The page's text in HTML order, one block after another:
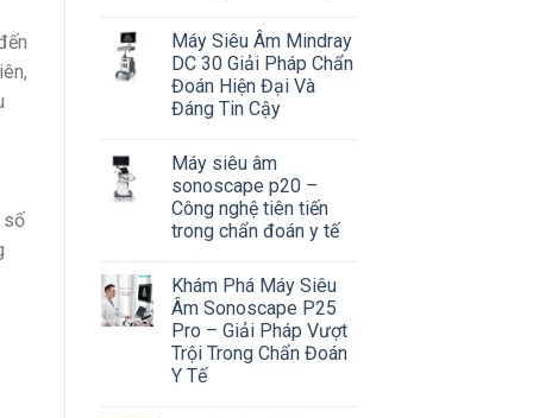
số
Máy Siêu Âm Mindray
DC 30 Giải Pháp Chẩn
Đoán Hiện Đại Và
Đáng Tin Cậy
Máy siêu âm
sonoscape p20 –
Công nghệ tiên tiến
trong chẩn đoán y tế
Khám Phá Máy Siêu
Âm Sonoscape P25
Pro – Giải Pháp Vượt
Trội Trong Chẩn Đoán
Y Tế